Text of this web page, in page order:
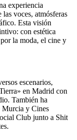
experiencia
voces, atmósferas
Esta visión
con estética
la moda, el cine y
escenarios,
en Madrid con
También ha
Murcia y Cines
Club junto a Shit